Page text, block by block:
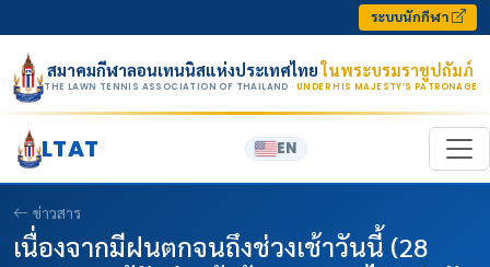
ระบบนักกีฬา
สมาคมกีฬาลอนเทนนิสแห่งประเทศไทยในพระบรมราชูปถัมภ์
THE LAWN TENNIS ASSOCIATION OF THAILAND · UNDER HIS MAJESTY’S PATRONAGE
LTAT EN
ข่าวสาร
เนื่องจากมีฝนตกจนถึงช่วงเช้าวันนี้ (28